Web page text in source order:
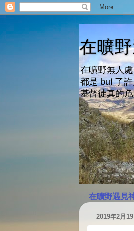
在曠
在曠野無人
都是 buf 了
基督徒真的
在曠野遇見
2019年2月